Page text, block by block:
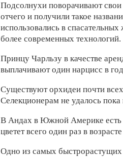
Подсолнухи поворачивают
отчего и получили такое
использовались в
более современных технологий.
Принцу Чарльзу в качестве
выплачивают один нарцисс в
Существуют орхидеи почти
Селекционерам не удалось
В Андах в Южной Америке есть
цветет всего один раз в
Одно из самых